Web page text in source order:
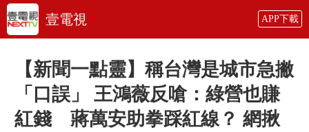
壹電視 APP下載
【新聞一點靈】稱台灣是城市急撇
「口誤」 王鴻薇反嗆：綠營也賺
紅錢 蔣萬安助拳踩紅線？ 網揪